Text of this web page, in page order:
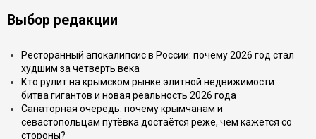
Выбор редакции
Ресторанный апокалипсис в России: почему 2026 год стал
худшим за четверть века
Кто рулит на крымском рынке элитной недвижимости:
битва гигантов и новая реальность 2026 года
Санаторная очередь: почему крымчанам и
севастопольцам путёвка достаётся реже, чем кажется со
стороны?